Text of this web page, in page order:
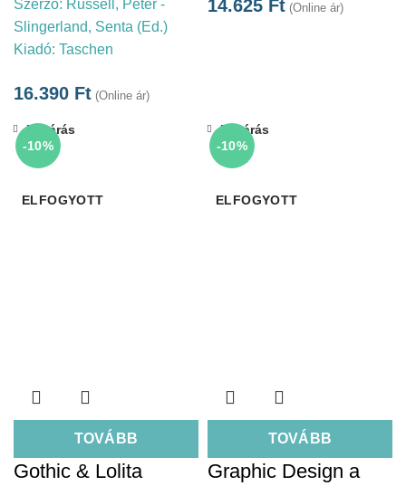
Szerző: Russell, Peter -
Slingerland, Senta (Ed.)
Kiadó: Taschen
16.390 Ft (Online ár)
14.625 Ft (Online ár)
-10%
ELFOGYOTT
TOVÁBB
Bezárás
Gothic & Lolita
-10%
ELFOGYOTT
TOVÁBB
Bezárás
Graphic Design a